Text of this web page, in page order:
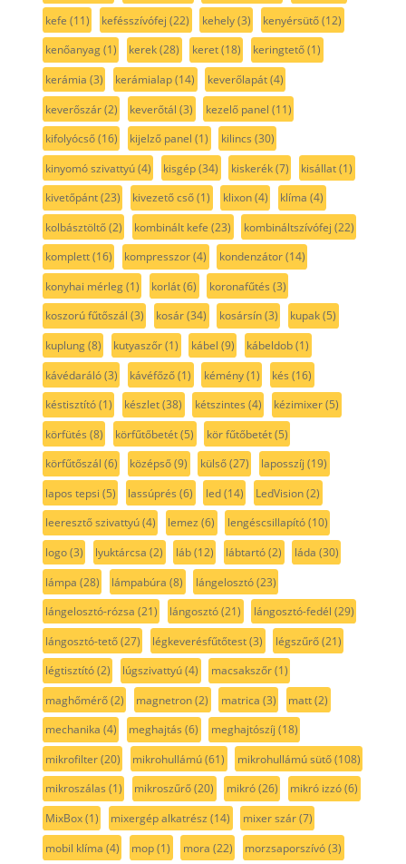
kefe (11) kefésszívófej (22) kehely(3) kenyérsütő(12)
kenőanyag(1) kerek(28) keret(18) keringtető(1)
kerámia (3) kerámialap(14) keverőlapát(4)
keverőszár(2) keverőtál (3) kezelő panel (11)
kifolyócső(16) kijelző panel (1) kilincs (30)
kinyomó szivattyú(4) kisgép(34) kiskerék(7) kisállat(1)
kivetőpánt(23) kivezető cső(1) klixon(4) klíma (4)
kolbásztöltő(2) kombinált kefe (23) kombináltszívófej (22)
komplett(16) kompresszor(4) kondenzátor(14)
konyhai mérleg(1) korlát(6) koronafűtés (3)
koszorú fűtőszál (3) kosár(34) kosársín(3) kupak(5)
kuplung(8) kutyaszőr(1) kábel (9) kábeldob(1)
kávédaráló(3) kávéfőző(1) kémény(1) kés (16)
késtisztító(1) készlet(38) kétszintes (4) kézimixer(5)
körfütés (8) körfűtőbetét(5) kör fűtőbetét(5)
körfűtőszál (6) középső(9) külső(27) laposszíj (19)
lapos tepsi (5) lassúprés (6) led(14) LedVision(2)
leeresztő szivattyú(4) lemez (6) lengéscsillapító(10)
logo(3) lyuktárcsa (2) láb(12) lábtartó(2) láda (30)
lámpa (28) lámpabúra (8) lángelosztó(23)
lángelosztó-rózsa (21) lángosztó(21) lángosztó-fedél (29)
lángosztó-tető(27) légkeverésfűtőtest(3) légszűrő(21)
légtisztító(2) lúgszivattyú(4) macsakszőr(1)
maghőmérő(2) magnetron(2) matrica (3) matt(2)
mechanika (4) meghajtás (6) meghajtószíj (18)
mikrofilter(20) mikrohullámú(61) mikrohullámú sütő(108)
mikroszálas (1) mikroszűrő(20) mikró(26) mikró izzó(6)
MixBox(1) mixergép alkatrész (14) mixer szár(7)
mobil klíma (4) mop(1) mora (22) morzsaporszívó(3)